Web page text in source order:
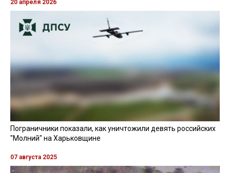
20 апреля 2026
Пограничники показали, как уничтожили девять российских
"Молний" на Харьковщине
07 августа 2025